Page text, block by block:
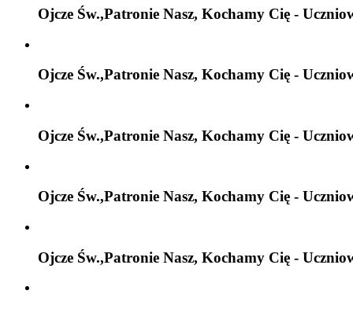
Ojcze Św.,Patronie Nasz, Kochamy Cię -
Ojcze Św.,Patronie Nasz, Kochamy Cię -
Ojcze Św.,Patronie Nasz, Kochamy Cię -
Ojcze Św.,Patronie Nasz, Kochamy Cię -
Ojcze Św.,Patronie Nasz, Kochamy Cię -